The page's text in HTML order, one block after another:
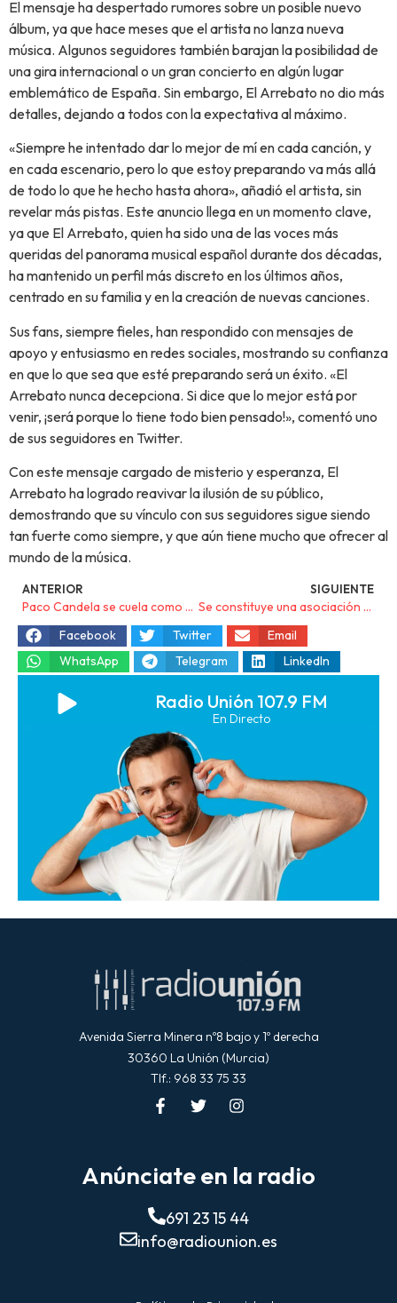
El mensaje ha despertado rumores sobre un posible nuevo
álbum, ya que hace meses que el artista no lanza nueva
música. Algunos seguidores también barajan la posibilidad de
una gira internacional o un gran concierto en algún lugar
emblemático de España. Sin embargo, El Arrebato no dio más
detalles, dejando a todos con la expectativa al máximo.
«Siempre he intentado dar lo mejor de mí en cada canción, y
en cada escenario, pero lo que estoy preparando va más allá
de todo lo que he hecho hasta ahora», añadió el artista, sin
revelar más pistas. Este anuncio llega en un momento clave,
ya que El Arrebato, quien ha sido una de las voces más
queridas del panorama musical español durante dos décadas,
ha mantenido un perfil más discreto en los últimos años,
centrado en su familia y en la creación de nuevas canciones.
Sus fans, siempre fieles, han respondido con mensajes de
apoyo y entusiasmo en redes sociales, mostrando su confianza
en que lo que sea que esté preparando será un éxito. «El
Arrebato nunca decepciona. Si dice que lo mejor está por
venir, ¡será porque lo tiene todo bien pensado!», comentó uno
de sus seguidores en Twitter.
Con este mensaje cargado de misterio y esperanza, El
Arrebato ha logrado reavivar la ilusión de su público,
demostrando que su vínculo con sus seguidores sigue siendo
tan fuerte como siempre, y que aún tiene mucho que ofrecer al
mundo de la música.
ANTERIOR
Paco Candela se cuela como protagonista en el programa deportivo El Chiringuito de Josep Pedrerol
SIGUIENTE
Se constituye una asociación de mineralogistas del patrimonio minero en La Unión y Cartagena
Facebook
Twitter
Email
WhatsApp
Telegram LinkedIn
Radio Unión 107.9 FM
En Directo
Avenida Sierra Minera nº8 bajo y 1º derecha
30360 La Unión (Murcia)
Tlf.: 968 33 75 33
Anúnciate en la radio
691 23 15 44
info@radiounion.es